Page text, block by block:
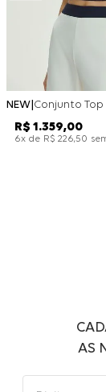
NEW
R$ 1 .359,00
6x de R$ 226,50
AS